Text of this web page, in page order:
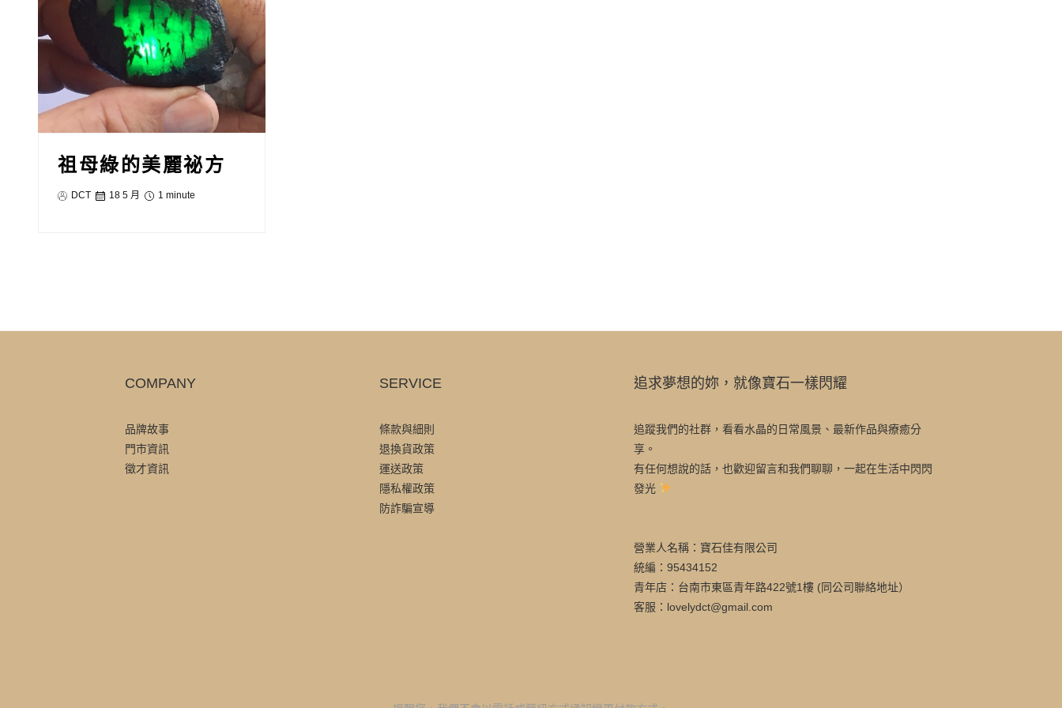
祖母綠的美麗祕方
DCT 18 5 月 1 minute
COMPANY
品牌故事
門市資訊
徵才資訊
SERVICE
條款與細則
退換貨政策
運送政策
隱私權政策
防詐騙宣導
追求夢想的妳，就像寶石一樣閃耀
追蹤我們的社群，看看水晶的日常風景、最新作品與療癒分
享。
有任何想說的話，也歡迎留言和我們聊聊，一起在生活中閃閃
發光
營業人名稱：寶石佳有限公司
統編：95434152
青年店：台南市東區青年路422號1樓 (同公司聯絡地址）
客服：lovelydct@gmail.com